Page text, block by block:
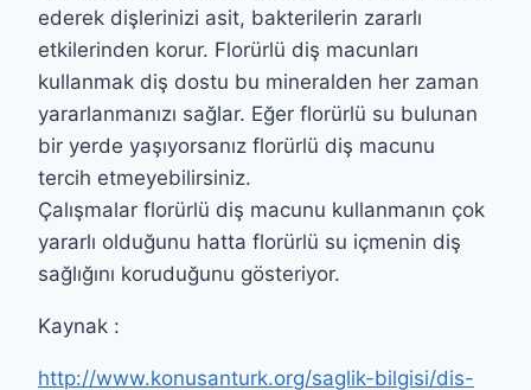
ederek dişlerinizi asit, bakterilerin zararlı
etkilerinden korur. Florürlü diş macunları
kullanmak diş dostu bu mineralden her zaman
yararlanmanızı sağlar. Eğer florürlü su bulunan
bir yerde yaşıyorsanız florürlü diş macunu
tercih etmeyebilirsiniz.
Çalışmalar florürlü diş macunu kullanmanın çok
yararlı olduğunu hatta florürlü su içmenin diş
sağlığını koruduğunu gösteriyor.
Kaynak :
http://www.konusanturk.org/saglik-bilgisi/dis-